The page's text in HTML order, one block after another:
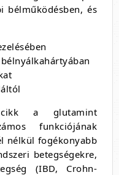
bélműködésben, és
a glutamint
funkciójának
nélkül fogékonyabb
betegségekre,
(IBD, Crohn-